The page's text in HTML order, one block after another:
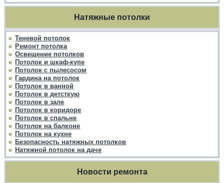
Натяжные потолки
Теневой потолок
Ремонт потолка
Освещение потолков
Потолок и шкаф-купе
Потолок с пылесосом
Гардина на потолок
Потолок в ванной
Потолок в детсткую
Потолок в зале
Потолок в коридоре
Потолок в спальне
Потолок на балконе
Потолок на кухне
Безопасность натяжных потолков
Натяжной потолок на даче
Новости ремонта